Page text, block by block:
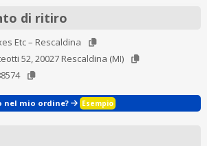
di ritiro
Etc – Rescaldina
52, 20027 Rescaldina (MI)
nel mio ordine? Esempio